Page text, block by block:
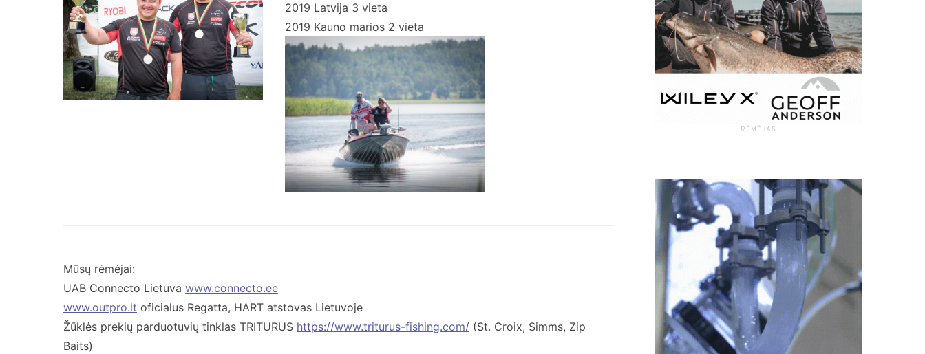
2019 Latvija 3 vieta
2019 Kauno marios 2 vieta
Mūsų rėmėjai:
UAB Connecto Lietuva www.connecto.ee
www.outpro.lt oficialus Regatta, HART atstovas Lietuvoje
Žūklės prekių parduotuvių tinklas TRITURUS https://www.triturus-fishing.com/ (St. Croix, Simms, Zip
Baits)
RĖMĖJAS